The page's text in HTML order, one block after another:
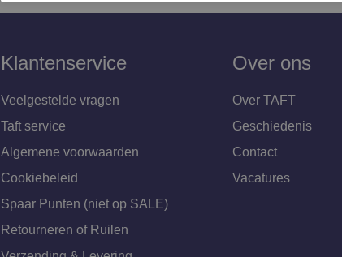
Klantenservice
Veelgestelde vragen
Taft service
Algemene voorwaarden
Cookiebeleid
Spaar Punten (niet op SALE)
Retourneren of Ruilen
Over ons
Over TAFT
Geschiedenis
Contact
Vacatures